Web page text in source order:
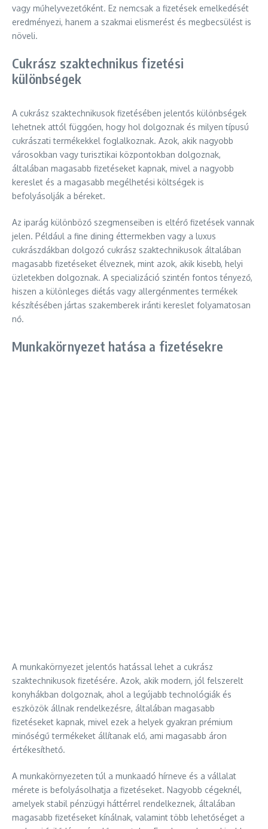
vagy műhelyvezetőként. Ez nemcsak a fizetések emelkedését
eredményezi, hanem a szakmai elismerést és megbecsülést is
növeli.
Cukrász szaktechnikus fizetési
különbségek
A cukrász szaktechnikusok fizetésében jelentős különbségek
lehetnek attól függően, hogy hol dolgoznak és milyen típusú
cukrászati termékekkel foglalkoznak. Azok, akik nagyobb
városokban vagy turisztikai központokban dolgoznak,
általában magasabb fizetéseket kapnak, mivel a nagyobb
kereslet és a magasabb megélhetési költségek is
befolyásolják a béreket.
Az iparág különböző szegmenseiben is eltérő fizetések vannak
jelen. Például a fine dining éttermekben vagy a luxus
cukrászdákban dolgozó cukrász szaktechnikusok általában
magasabb fizetéseket élveznek, mint azok, akik kisebb, helyi
üzletekben dolgoznak. A specializáció szintén fontos tényező,
hiszen a különleges diétás vagy allergénmentes termékek
készítésében jártas szakemberek iránti kereslet folyamatosan
nő.
Munkakörnyezet hatása a fizetésekre
A munkakörnyezet jelentős hatással lehet a cukrász
szaktechnikusok fizetésére. Azok, akik modern, jól felszerelt
konyhákban dolgoznak, ahol a legújabb technológiák és
eszközök állnak rendelkezésre, általában magasabb
fizetéseket kapnak, mivel ezek a helyek gyakran prémium
minőségű termékeket állítanak elő, ami magasabb áron
értékesíthető.
A munkakörnyezeten túl a munkaadó hírneve és a vállalat
mérete is befolyásolhatja a fizetéseket. Nagyobb cégeknél,
amelyek stabil pénzügyi háttérrel rendelkeznek, általában
magasabb fizetéseket kínálnak, valamint több lehetőséget a